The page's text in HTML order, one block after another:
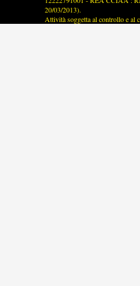
20/03/2013).
Attività soggetta al controllo e al